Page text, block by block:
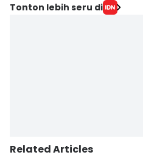
Tonton lebih seru di
Related Articles